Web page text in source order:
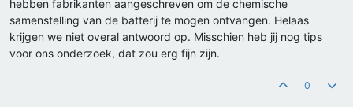
hebben fabrikanten aangeschreven om de chemische
samenstelling van de batterij te mogen ontvangen. Helaas
krijgen we niet overal antwoord op. Misschien heb jij nog tips
voor ons onderzoek, dat zou erg fijn zijn.
0